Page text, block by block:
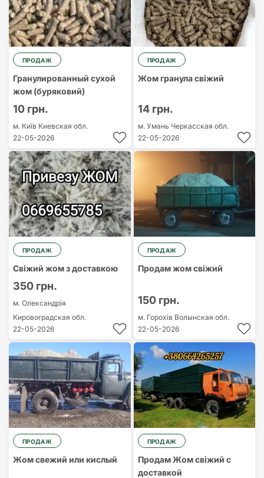
ПРОДАЖ
Гранулированный сухой
жом (буряковий)
10 грн.
м. Київ Киевская обл.
22-05-2026
ПРОДАЖ
Жом гранула свіжий
14 грн.
м. Умань Черкасская обл.
22-05-2026
ПРОДАЖ
Свіжий жом з доставкою
350 грн.
м. Олександрія
Кировоградская обл.
22-05-2026
ПРОДАЖ
Продам жом свіжий
150 грн.
м. Горохів Волынская обл.
22-05-2026
ПРОДАЖ
Жом свежий или кислый
ПРОДАЖ
Продам Жом свіжий с
доставкой